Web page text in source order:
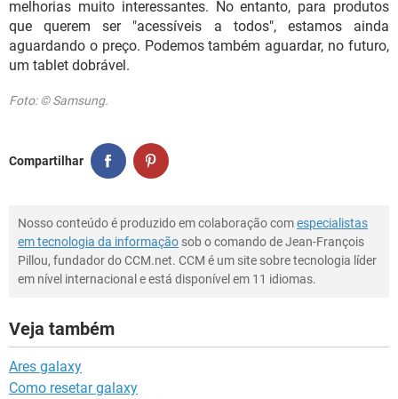
melhorias muito interessantes. No entanto, para produtos
que querem ser "acessíveis a todos", estamos ainda
aguardando o preço. Podemos também aguardar, no futuro,
um tablet dobrável.
Foto: © Samsung.
Compartilhar
Nosso conteúdo é produzido em colaboração comespecialistas
em tecnologia da informação sob o comando de Jean-François
Pillou, fundador do CCM.net. CCM é um site sobre tecnologia líder
em nível internacional e está disponível em 11 idiomas.
Veja também
Ares galaxy
Como resetar galaxy